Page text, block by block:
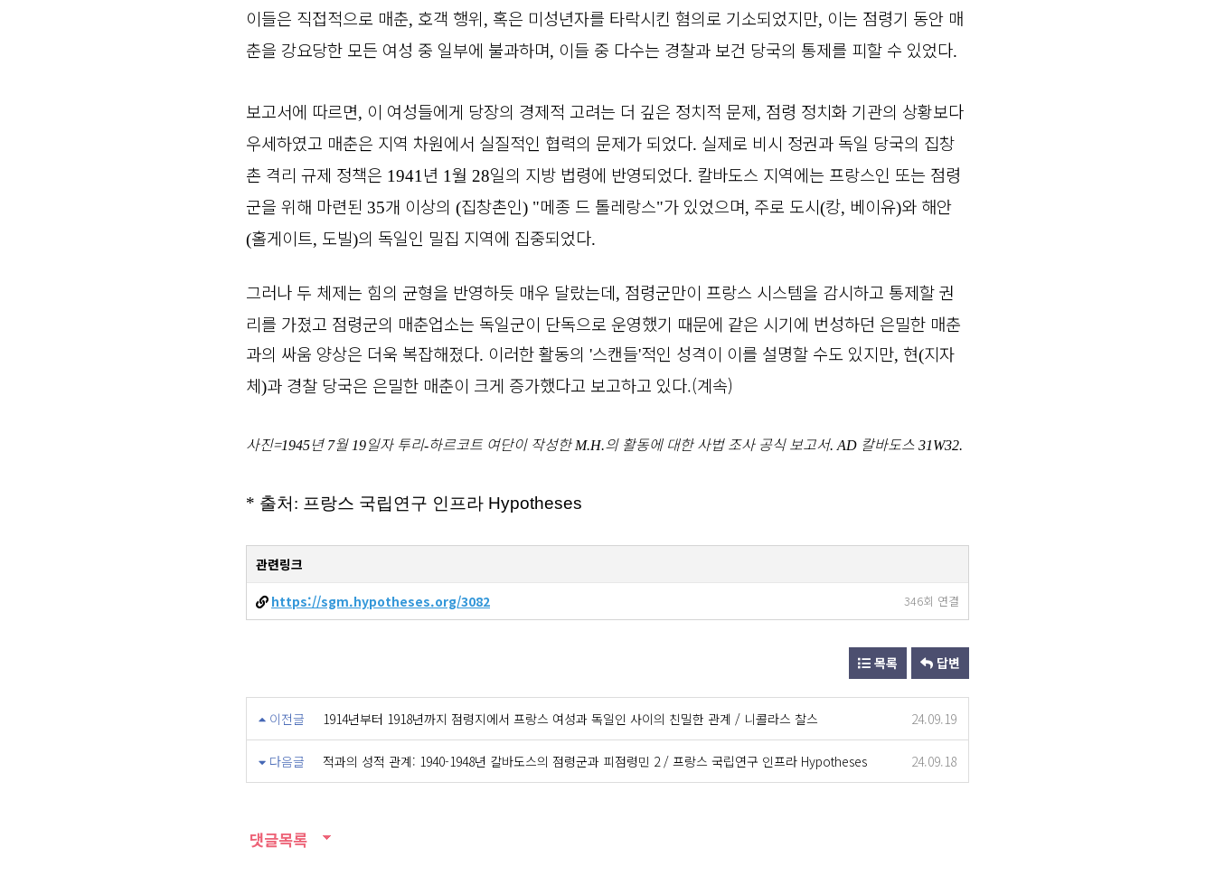
이들은 직접적으로 매춘, 호객 행위, 혹은 미성년자를 타락시킨 혐의로 기소되었지만, 이는 점령기 동안 매
춘을 강요당한 모든 여성 중 일부에 불과하며, 이들 중 다수는 경찰과 보건 당국의 통제를 피할 수 있었다.
보고서에 따르면, 이 여성들에게 당장의 경제적 고려는 더 깊은 정치적 문제, 점령 정치화 기관의 상황보다
우세하였고 매춘은 지역 차원에서 실질적인 협력의 문제가 되었다. 실제로 비시 정권과 독일 당국의 집창
촌 격리 규제 정책은 1941 년 1월 28일의 지방 법령에 반영되었다. 칼바도스 지역에는 프랑스인 또는 점령
군을 위해 마련된 35개 이상의 (집창촌인) "메종 드 톨레랑스"가 있었으며, 주로 도시(캉, 베이유)와 해안
(홀게이트, 도빌)의 독일인 밀집 지역에 집중되었다.
그러나 두 체제는 힘의 균형을 반영하듯 매우 달랐는데, 점령군만이 프랑스 시스템을 감시하고 통제할 권
리를 가졌고 점령군의 매춘업소는 독일군이 단독으로 운영했기 때문에 같은 시기에 번성하던 은밀한 매춘
과의 싸움 양상은 더욱 복잡해졌다. 이러한 활동의 '스캔들'적인 성격이 이를 설명할 수도 있지만, 현(지자
체)과 경찰 당국은 은밀한 매춘이 크게 증가했다고 보고하고 있다.(계속)
사진=1945년 7월 19일자 투리-하르코트 여단이 작성한 M.H.의 활동에 대한 사법 조사 공식 보고서. AD 칼바도스 31W32.
* 출처: 프랑스 국립연구 인프라 Hypotheses
관련링크
https://sgm.hypotheses.org/3082 346회 연결
목록 답변
이전글 1914년부터 1918년까지 점령지에서 프랑스 여성과 독일인 사이의 친밀한 관계 / 니콜라스 찰스 24.09.19
다음글 적과의 성적 관계: 1940-1948년 칼바도스의 점령군과 피점령민 2 / 프랑스 국립연구 인프라 Hypotheses 24.09.18
댓글목록